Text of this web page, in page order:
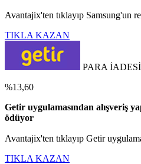
Avantajix'ten tıklayıp Samsung'un
TIKLA KAZAN
PARA İADESİ
%13,60
Getir uygulamasından alışveriş
ödüyor
Avantajix'ten tıklayıp Getir
TIKLA KAZAN